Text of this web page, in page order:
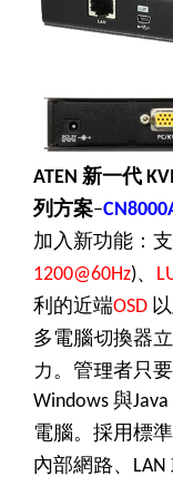
ATEN 新一代
列方案–
加入新功能：
1200@60Hz)、
利的近端OSD
多電腦切換器
力。管理者只
Windows 與Java
電腦。採用標準
內部網路、
LAN